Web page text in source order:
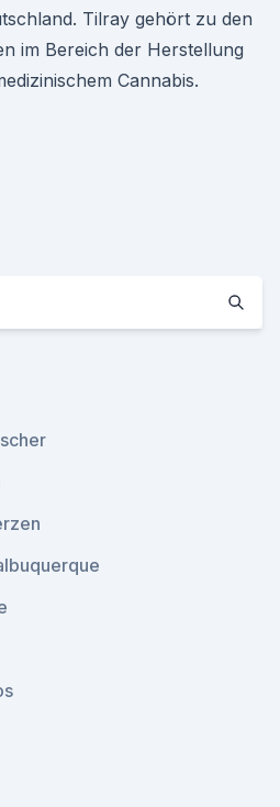
Tilray gehört zu den
im Bereich der Herstellung
Cannabis.